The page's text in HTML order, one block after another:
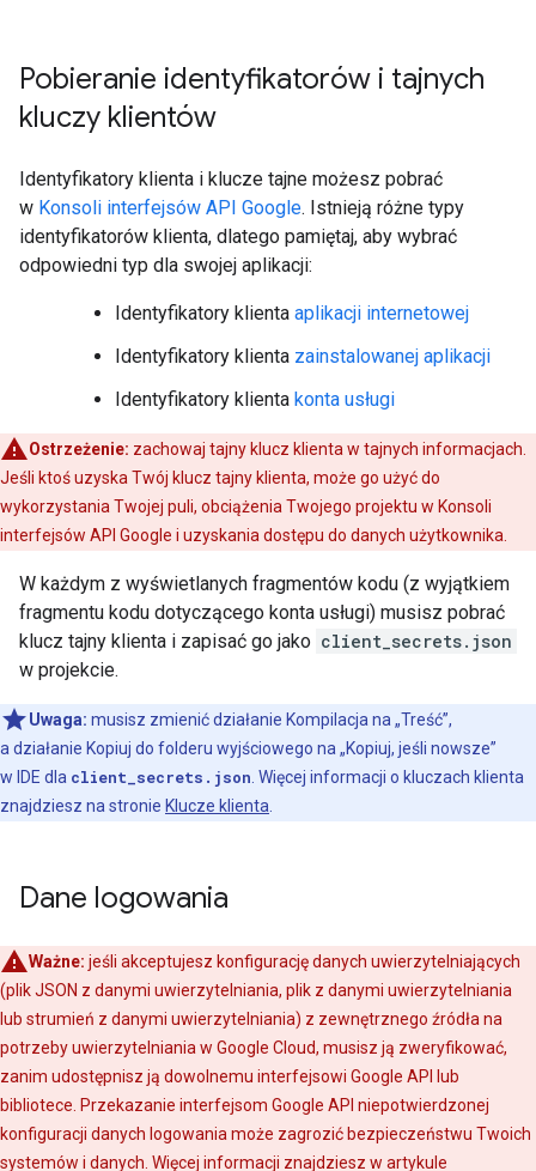
Pobieranie identyfikatorów i tajnych
kluczy klientów
Identyfikatory klienta i klucze tajne możesz pobrać
w Konsoli interfejsów API Google. Istnieją różne typy
identyfikatorów klienta, dlatego pamiętaj, aby wybrać
odpowiedni typ dla swojej aplikacji:
Identyfikatory klienta aplikacji internetowej
Identyfikatory klienta zainstalowanej aplikacji
Identyfikatory klienta konta usługi
Ostrzeżenie: zachowaj tajny klucz klienta w tajnych informacjach.
Jeśli ktoś uzyska Twój klucz tajny klienta, może go użyć do
wykorzystania Twojej puli, obciążenia Twojego projektu w Konsoli
interfejsów API Google i uzyskania dostępu do danych użytkownika.
W każdym z wyświetlanych fragmentów kodu (z wyjątkiem
fragmentu kodu dotyczącego konta usługi) musisz pobrać
klucz tajny klienta i zapisać go jako client_secrets.json
w projekcie.
Uwaga: musisz zmienić działanie Kompilacja na „Treść”,
a działanie Kopiuj do folderu wyjściowego na „Kopiuj, jeśli nowsze”
w IDE dla client_secrets.json . Więcej informacji o kluczach klienta
znajdziesz na stronie Klucze klienta
Dane logowania
Ważne: jeśli akceptujesz konfigurację danych uwierzytelniających
(plik JSON z danymi uwierzytelniania, plik z danymi uwierzytelniania
lub strumień z danymi uwierzytelniania) z zewnętrznego źródła na
potrzeby uwierzytelniania w Google Cloud, musisz ją zweryfikować,
zanim udostępnisz ją dowolnemu interfejsowi Google API lub
bibliotece. Przekazanie interfejsom Google API niepotwierdzonej
konfiguracji danych logowania może zagrozić bezpieczeństwu Twoich
systemów i danych. Więcej informacji znajdziesz w artykule